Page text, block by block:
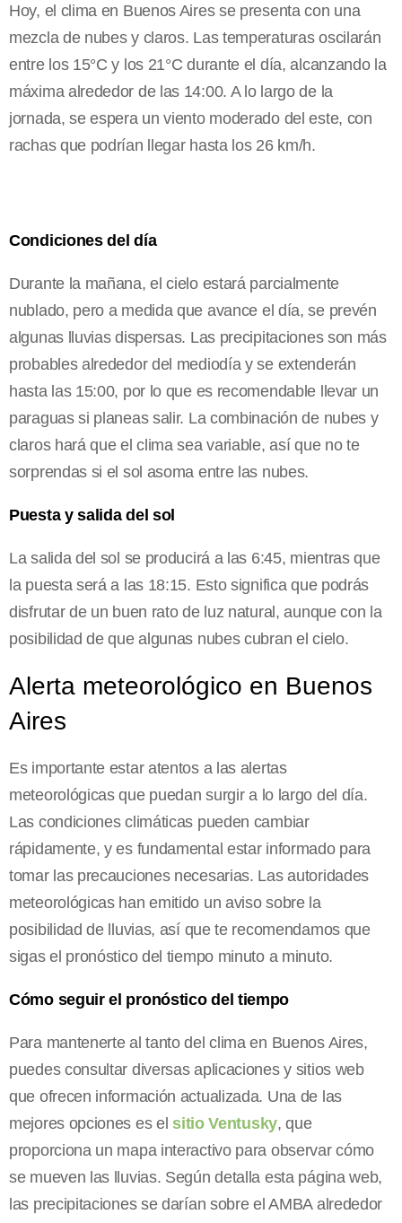
Hoy, el clima en Buenos Aires se presenta con una
mezcla de nubes y claros. Las temperaturas oscilarán
entre los 15°C y los 21°C durante el día, alcanzando la
máxima alrededor de las 14:00. A lo largo de la
jornada, se espera un viento moderado del este, con
rachas que podrían llegar hasta los 26 km/h.
Condiciones del día
Durante la mañana, el cielo estará parcialmente
nublado, pero a medida que avance el día, se prevén
algunas lluvias dispersas. Las precipitaciones son más
probables alrededor del mediodía y se extenderán
hasta las 15:00, por lo que es recomendable llevar un
paraguas si planeas salir. La combinación de nubes y
claros hará que el clima sea variable, así que no te
sorprendas si el sol asoma entre las nubes.
Puesta y salida del sol
La salida del sol se producirá a las 6:45, mientras que
la puesta será a las 18:15. Esto significa que podrás
disfrutar de un buen rato de luz natural, aunque con la
posibilidad de que algunas nubes cubran el cielo.
Alerta meteorológico en Buenos
Aires
Es importante estar atentos a las alertas
meteorológicas que puedan surgir a lo largo del día.
Las condiciones climáticas pueden cambiar
rápidamente, y es fundamental estar informado para
tomar las precauciones necesarias. Las autoridades
meteorológicas han emitido un aviso sobre la
posibilidad de lluvias, así que te recomendamos que
sigas el pronóstico del tiempo minuto a minuto.
Cómo seguir el pronóstico del tiempo
Para mantenerte al tanto del clima en Buenos Aires,
puedes consultar diversas aplicaciones y sitios web
que ofrecen información actualizada. Una de las
mejores opciones es el sitio Ventusky, que
proporciona un mapa interactivo para observar cómo
se mueven las lluvias. Según detalla esta página web,
las precipitaciones se darían sobre el AMBA alrededor